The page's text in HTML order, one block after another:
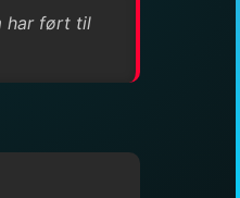
har ført til